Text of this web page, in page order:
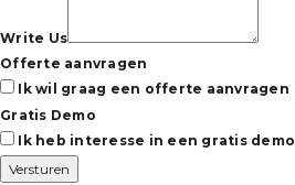
Write Us
Offerte aanvragen
Ik wil graag een offerte aanvragen
Gratis Demo
Ik heb interesse in een gratis demo
Versturen